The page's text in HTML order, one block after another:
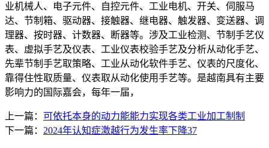
业机械人、电子元件、自控元件、工业电机、开关、伺服马
达、节制箱、驱动器、接触器、继电器、触发器、变送器、调
理器、按时器、计数器、断器等。涉及工业检测、节制手艺仪
表、虚拟手艺及仪表、工业仪表校验手艺及分析从动化手艺、
先辈节制手艺取策略、工业从动化软件手艺、仪表的尺度化、
靠得住性取质量、仪表取从动化使用手艺等。是越南具有主要
影响力的国际嘉会，每年一届，
上一篇： 可依托本身的动力能能力实现各类工业加工制制
下一篇： 2024年认知症激越行为发生率下降37